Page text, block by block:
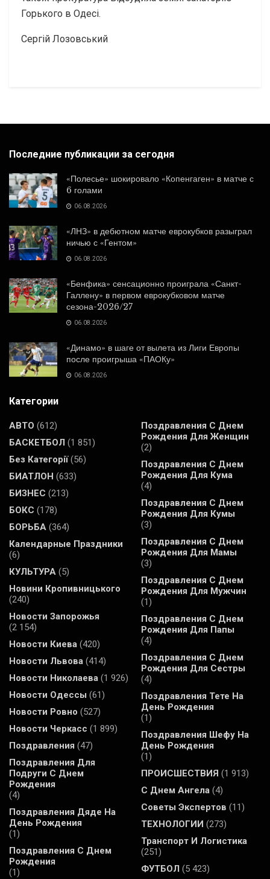
Горького в Одесі.
Сергій Лозовський
Последние публикации за сегодня
«Полесье» шокировало «Копенгаген» в матче с
6 голами
06.08.2026
«ЛНЗ» в дебютном матче еврокубков разыграл
ничью с «Гентом»
06.08.2026
«Бенфика» сенсационно проиграла «Санкт-
Галлену» в первом еврокубковом матче
сезона-2026/27
06.08.2026
«Динамо» в шаге от вылета из Лиги Европы
после проигрыша «ПАОКу»
06.08.2026
Категории
АВТО (612)
БАСКЕТБОЛ (1 851)
Без Категорії(56)
БИАТЛОН (633)
БИЗНЕС (213)
БОКС (178)
БОРЬБА (364)
Календарные Праздники
(6)
КУЛЬТУРА (5)
Новини Кропивницького
(240)
Новости Запорожья
(2 154)
Новости Киева (420)
Новости Львова (414)
Новости Николаева (1 926)
Новости Одессы (61)
Новости Ровно (527)
Новости Черкасс (1 899)
Поздравления (47)
Поздравления Для
Подруги С Днем
Рождения
(4)
Поздравления Дяде На
День Рождения
(1)
Поздравления С Днем
Рождения
(1)
Поздравления С Днем
Рождения Для Женщин
(2)
Поздравления С Днем
Рождения Для Кума
(4)
Поздравления С Днем
Рождения Для Кумы
(3)
Поздравления С Днем
Рождения Для Мамы
(3)
Поздравления С Днем
Рождения Для Мужчин
(1)
Поздравления С Днем
Рождения Для Папы
(4)
Поздравления С Днем
Рождения Для Сестры
(4)
Поздравления Тете На
День Рождения
(1)
Поздравления Шефу На
День Рождения
(1)
ПРОИСШЕСТВИЯ (1 913)
С Днем Ангела (4)
Советы Экспертов (11)
ТЕХНОЛОГИИ (273)
Транспорт И Логистика
(251)
ФУТБОЛ (5 423)